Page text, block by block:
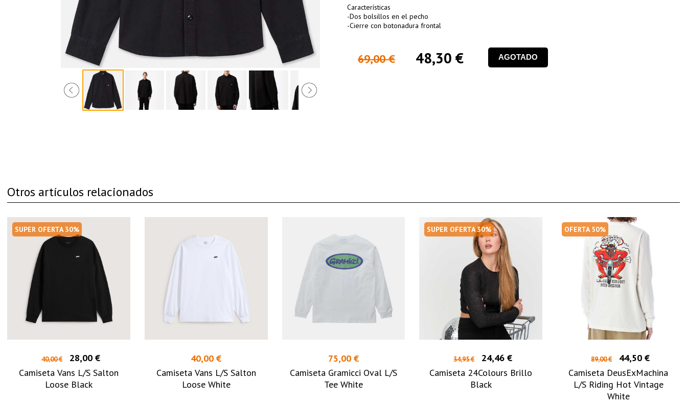
Características
-Dos bolsillos en el pecho
-Cierre con botonadura frontal
69,00 € 48,30 € AGOTADO
Otros artículos relacionados
SUPER OFERTA 30%
40,00 €
28,00 €
Camiseta Vans L/S Salton
Loose Black
40,00 €
Camiseta Vans L/S Salton
Loose White
75,00 €
Camiseta Gramicci Oval L/S
Tee White
SUPER OFERTA 30%
34,95 €
24,46 €
Camiseta 24Colours Brillo
Black
OFERTA 50%
89,00 €
44,50 €
Camiseta DeusExMachina
L/S Riding Hot Vintage
White